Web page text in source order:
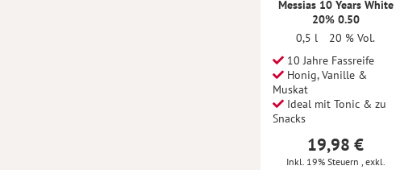
Messias 10 Years White
20% 0.50
0,5 l
20 % Vol.
10 Jahre Fassreife
Honig, Vanille &
Muskat
Ideal mit Tonic & zu
Snacks
19,98 €
Inkl. 19% Steuern exkl.